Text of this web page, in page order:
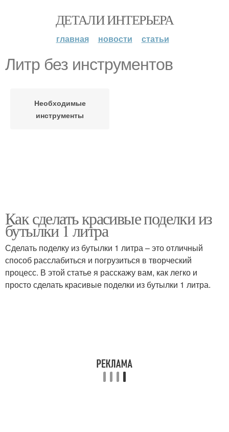
ДЕТАЛИ ИНТЕРЬЕРА
главная новости статьи
Литр без инструментов
Необходимые
инструменты
Как сделать красивые поделки из
бутылки 1 литра
Сделать поделку из бутылки 1 литра – это отличный
способ расслабиться и погрузиться в творческий
процесс. В этой статье я расскажу вам, как легко и
просто сделать красивые поделки из бутылки 1 литра.